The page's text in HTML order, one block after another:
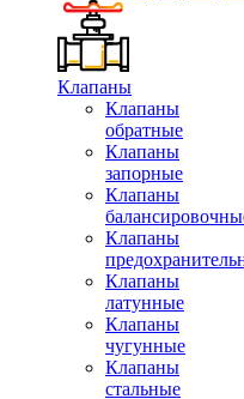
Клапаны
Клапаны
обратные
Клапаны
запорные
Клапаны
Клапаны
Клапаны
латунные
Клапаны
чугунные
Клапаны
стальные